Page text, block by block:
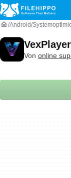
Android
Von online